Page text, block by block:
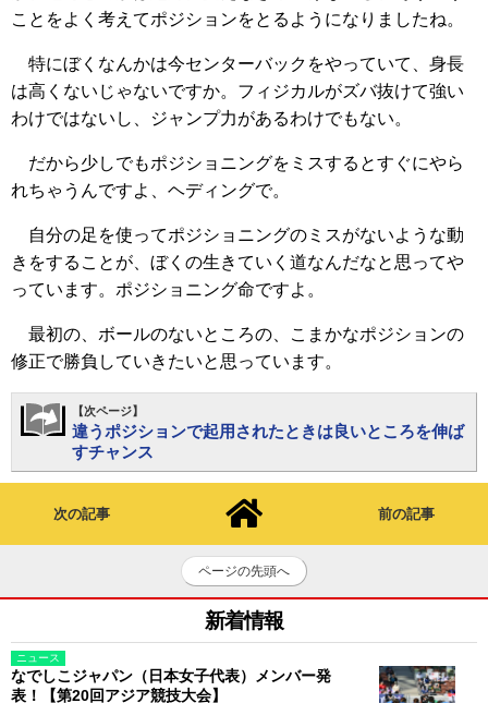
ことをよく考えてポジションをとるようになりましたね。
特にぼくなんかは今センターバックをやっていて、身長
は高くないじゃないですか。フィジカルがズバ抜けて強い
わけではないし、ジャンプ力があるわけでもない。
だから少しでもポジショニングをミスするとすぐにやら
れちゃうんですよ、ヘディングで。
自分の足を使ってポジショニングのミスがないような動
きをすることが、ぼくの生きていく道なんだなと思ってや
っています。ポジショニング命ですよ。
最初の、ボールのないところの、こまかなポジションの
修正で勝負していきたいと思っています。
【次ページ】
違うポジションで起用されたときは良いところを伸ば
すチャンス
次の記事 前の記事
ページの先頭へ
新着情報
ニュース
なでしこジャパン（日本女子代表）メンバー発
表！【第20回アジア競技大会】